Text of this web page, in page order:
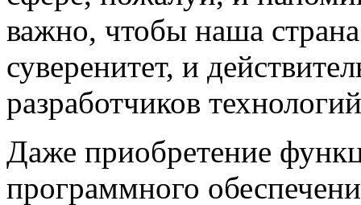
важно, чтобы наша
суверенитет, и
разработчиков
Даже приобретение
программного